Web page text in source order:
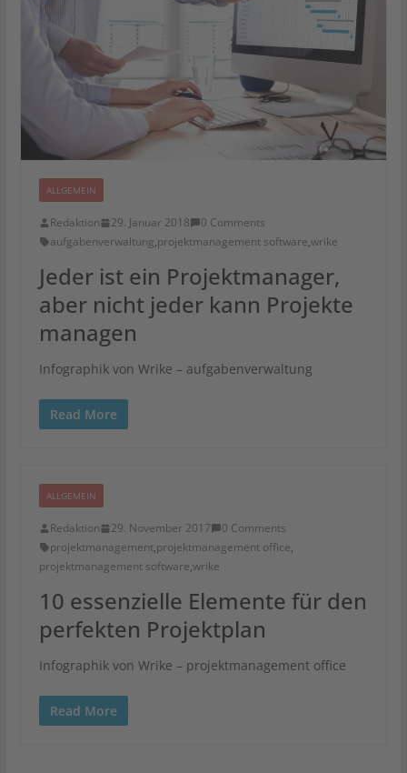
ALLGEMEIN
Redaktion 29. Januar 2018
0 Comments
aufgabenverwaltung,projektmanagement software,wrike
Jeder ist ein Projektmanager,
aber nicht jeder kann Projekte
managen
Infographik von Wrike – aufgabenverwaltung
Read More
ALLGEMEIN
Redaktion 29. November 2017
0 Comments
projektmanagement,projektmanagement office,
projektmanagement software,wrike
10 essenzielle Elemente für den
perfekten Projektplan
Infographik von Wrike – projektmanagement office
Read More